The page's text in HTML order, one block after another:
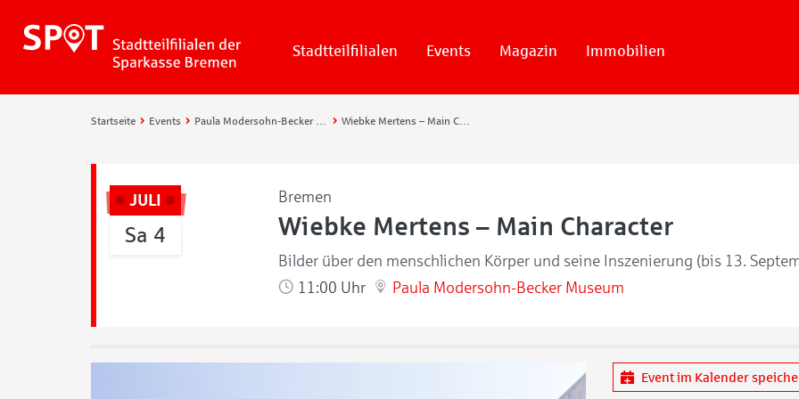
Stadtteilfilialen Events Magazin Immobilien
Startseite Events Paula Modersohn-Becker Museum Wiebke Mertens – Main Character
JULI
Sa 4
Bremen
Wiebke Mertens – Main Character
Bilder über den menschlichen Körper und seine Inszenierung (bis 13.
11:00 Uhr
Paula Modersohn-Becker Museum
Event im Kalender